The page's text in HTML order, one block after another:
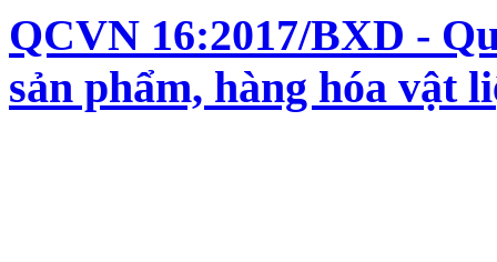
QCVN 16:2017/BXD -
sản phẩm, hàng hóa vật